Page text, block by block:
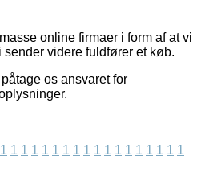
online firmaer i form af at vi
videre fuldfører et køb.
os ansvaret for
1 1 1 1 1 1 1 1 1 1 1 1 1 1 1 1 1 1